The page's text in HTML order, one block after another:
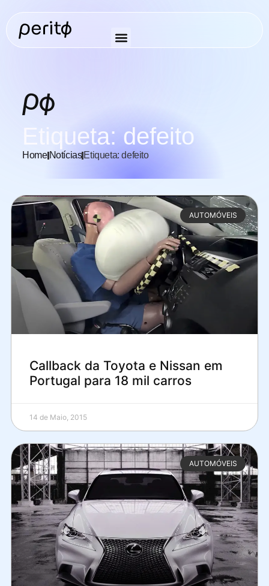
Etiqueta: defeito
HomeNotícias Etiqueta: defeito
AUTOMÓVEIS
Callback da Toyota e Nissan em
Portugal para 18 mil carros
14 de Maio, 2015
AUTOMÓVEIS